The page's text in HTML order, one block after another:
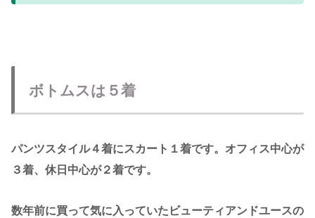
ボトムスは５着
パンツスタイル４着にスカート１着です。オフィス中心が
３着、休日中心が２着です。
数年前に買って気に入っていたビューティアンドユースの